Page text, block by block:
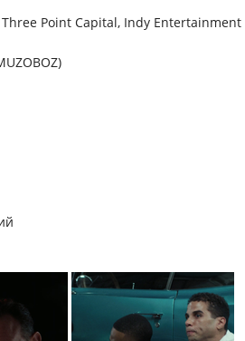
Point Capital, Indy Entertainment